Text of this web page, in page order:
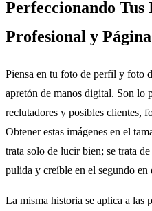
Perfeccionando Tus
Profesional y
Piensa en tu foto de perfil y foto
apretón de manos digital. Son lo
reclutadores y posibles clientes,
Obtener estas imágenes en el
trata solo de lucir bien; se trata
pulida y creíble en el segundo
La misma historia se aplica a las